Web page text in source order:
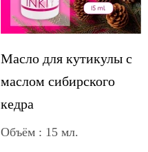
Масло для кутикулы с
маслом сибирского
кедра
Объём : 15 мл.